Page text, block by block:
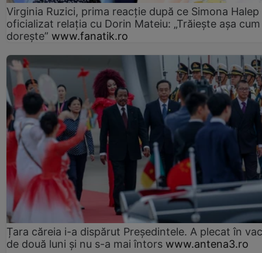
Virginia Ruzici, prima reacție după ce Simona Halep
oficializat relația cu Dorin Mateiu: „Trăiește așa cum
dorește” www.fanatik.ro
Țara căreia i-a dispărut Președintele. A plecat în
de două luni și nu s-a mai întors www.antena3.ro